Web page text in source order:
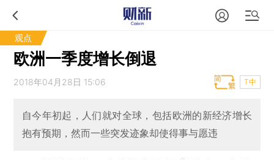
观点
欧洲一季度增长倒退
2018年04月28日 15:06 T中
自今年初起，人们就对全球，包括欧洲的新经济增长
抱有预期，然而一些突发迹象却使得事与愿违